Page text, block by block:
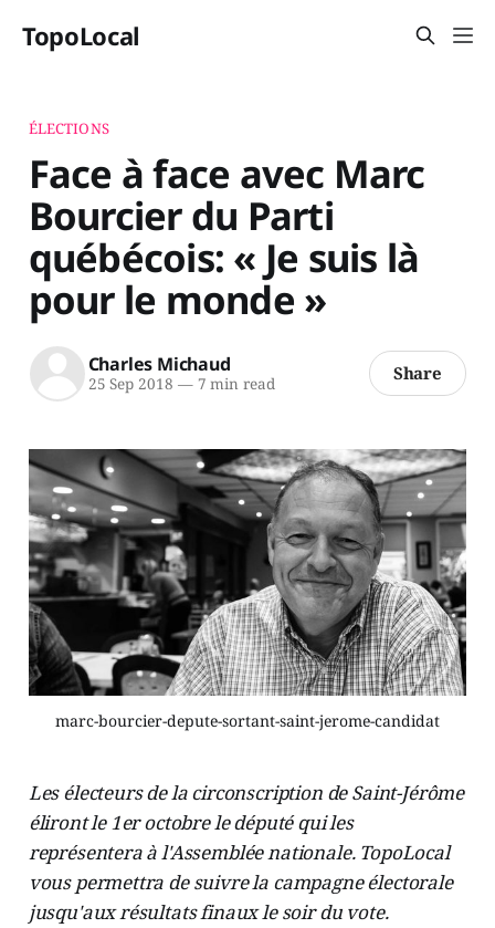
TopoLocal
ÉLECTIONS
Face à face avec Marc
Bourcier du Parti
québécois: « Je suis là
pour le monde »
Charles Michaud
25 Sep 2018 —7 min read Share
marc-bourcier-depute-sortant-saint-jerome-candidat
Les électeurs de la circonscription de Saint-Jérôme
éliront le 1er octobre le député qui les
représentera à l'Assemblée nationale. TopoLocal
vous permettra de suivre la campagne électorale
jusqu'aux résultats finaux le soir du vote.